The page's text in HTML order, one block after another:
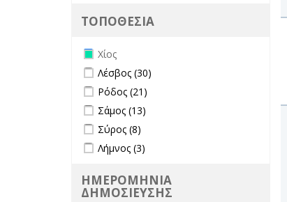
ΤΟΠΟΘΕΣΙΑ
Remove Χίος filter
Χίος
Apply Λέσβος filter
Λέσβος (30)
Apply Ρόδος filter
Ρόδος (21)
Apply Σάμος filter
Σάμος (13)
Apply Σύρος filter
Σύρος (8)
Apply Λήμνος filter
Λήμνος (3)
ΗΜΕΡΟΜΗΝΙΑ
ΔΗΜΟΣΙΕΥΣΗΣ